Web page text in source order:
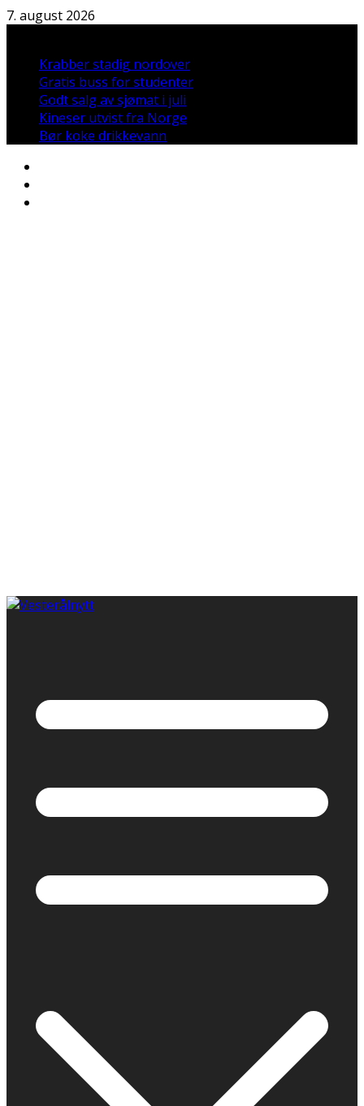
Hopp
7. august 2026
Krabber stadig nordover
Gratis buss for studenter
Godt salg av sjømat i juli
Kineser utvist fra Norge
Bør koke drikkevann